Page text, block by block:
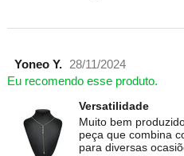
Yoneo Y. 28/11/2024
Eu recomendo esse produto.
Versatilidade
Muito bem
peça que combina
para diversas